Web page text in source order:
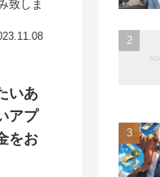
致しま
いあ
アプ
をお